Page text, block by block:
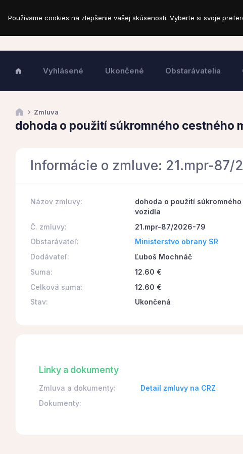
Vyhlásené Ukončené Obstarávatelia
Zmluva
dohoda o použití súkromného cestného
Informácie o zmluve: 21.mpr-87/
Názov zmluvy:
dohoda o použití
vozidla
Č. zmluvy:
21.mpr-87/2026-79
Obstarávateľ:
Ministerstvo obrany SR
Dodávateľ:
Ľuboš Mochnáč
Suma:
12.60 €
Celková suma:
12.60 €
Stav:
Ukončená
Linky a dokumenty
Zmluva a dokumenty:
Detail zmluvy na CRZ
Dokumenty:
Používame cookies na zlepšenie vašej skúsenosti. Vyberte si svoje